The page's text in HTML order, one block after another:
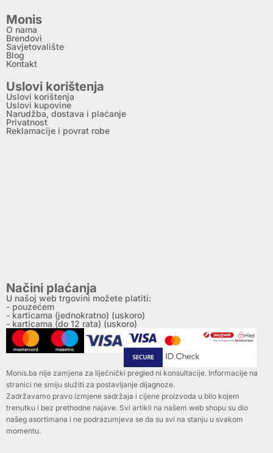
Monis
O nama
Brendovi
Savjetovalište
Blog
Kontakt
Uslovi korištenja
Uslovi korištenja
Uslovi kupovine
Narudžba, dostava i plaćanje
Privatnost
Reklamacije i povrat robe
Načini plaćanja
U našoj web trgovini možete platiti:
- pouzećem
- karticama (jednokratno) (uskoro)
- karticama (do 12 rata) (uskoro)
Monis.ba nije zamjena za liječnički pregled ni konsultacije. Informacije na
stranici ne smiju služiti za postavljanje dijagnoze.
Zadržavamo pravo izmjene sadržaja i cijene proizvoda u bilo kojem
trenutku i bez prethodne najave. Svi artikli na našem web shopu su dio
našeg asortimana i ne podrazumjeva se da su svi na stanju u svakom
momentu.